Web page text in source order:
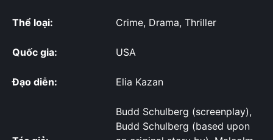
Thể loại: Crime, Drama, Thriller
Quốc gia: USA
Đạo diễn: Elia Kazan
Budd Schulberg (screenplay),
Budd Schulberg (based upon